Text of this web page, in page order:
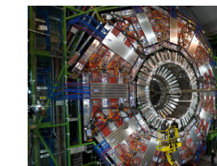
ä
r
e
n
n
d
ä
r
n
a
v
i
g
a
t
i
o
n